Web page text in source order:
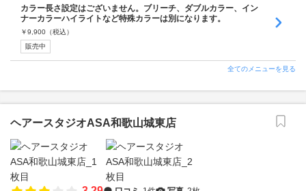
カラー長さ設定はございません。ブリーチ、ダブルカラー、イン
ナーカラーハイライトなど特殊カラーは別になります。
￥9,900 （税込）
販売中
全てのメニューを見る
ヘアースタジオASA和歌山城東店